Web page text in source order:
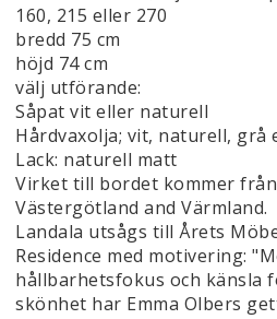
160, 215 eller 270
bredd 75 cm
höjd 74 cm
välj utförande:
Såpat vit eller naturell
Hårdvaxolja; vit, naturell, grå
Lack: naturell matt
Virket till bordet kommer
Västergötland and Värmland.
Landala utsågs till Årets
Residence med motivering:
hållbarhetsfokus och känsla
skönhet har Emma Olbers